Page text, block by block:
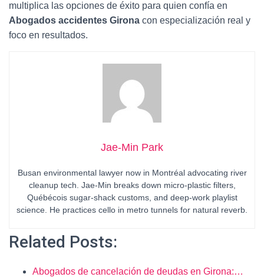
multiplica las opciones de éxito para quien confía en
Abogados accidentes Girona con especialización real y
foco en resultados.
Jae-Min Park
Busan environmental lawyer now in Montréal advocating river
cleanup tech. Jae-Min breaks down micro-plastic filters,
Québécois sugar-shack customs, and deep-work playlist
science. He practices cello in metro tunnels for natural reverb.
Related Posts:
Abogados de cancelación de deudas en Girona:…